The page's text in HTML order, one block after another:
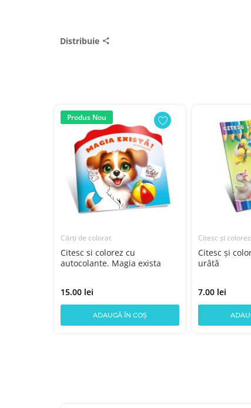
Distribuie
Produs Nou
Cărți de colorat
Citesc si colorez cu
autocolante. Magia exista
15.00 lei
ADAUGĂ ÎN COȘ
Citesc și colorez
Citesc și
urâtă
7.00 lei